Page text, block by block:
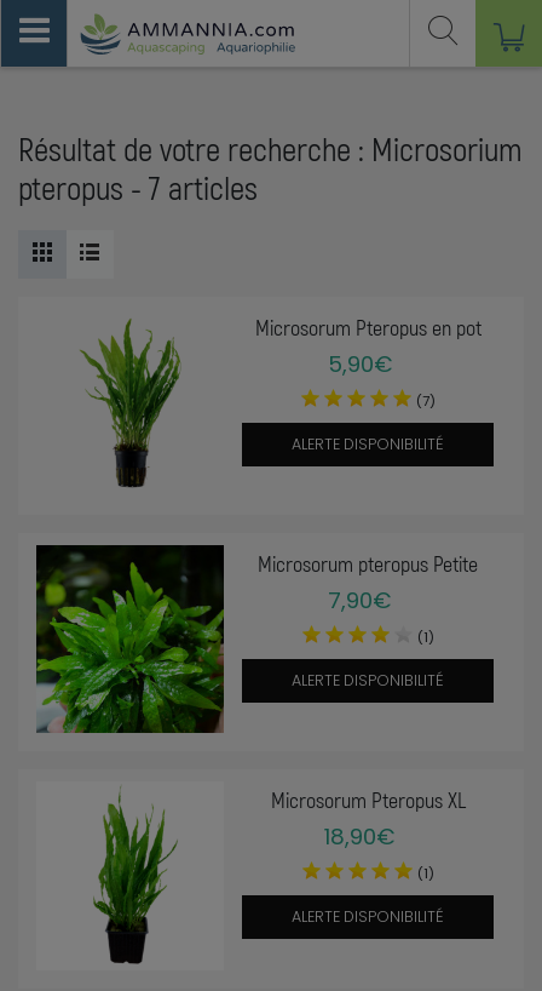
Résultat de votre recherche : Microsorium
pteropus - 7 articles
Microsorum Pteropus en pot
5,90€
(7)
ALERTE DISPONIBILITÉ
Microsorum pteropus Petite
7,90€
(1)
ALERTE DISPONIBILITÉ
Microsorum Pteropus XL
18,90€
(1)
ALERTE DISPONIBILITÉ